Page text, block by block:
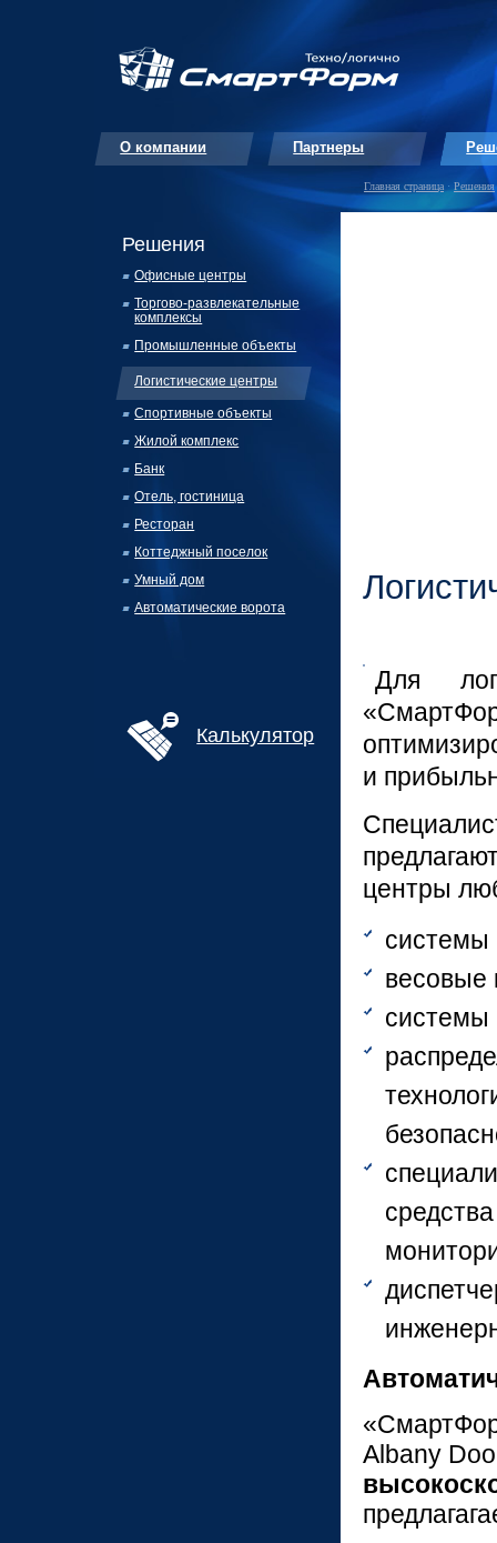
О компании Партнеры
Главная страница ·Решения
Решения
Офисные центры
Торгово-развлекательные
комплексы
Промышленные объекты
Логистические центры
Спортивные объекты
Жилой комплекс
Банк
Отель, гостиница
Ресторан
Коттеджный поселок
Умный дом
Автоматические ворота
Калькулятор
Для
и
центры
системы
весовые
системы
Albany